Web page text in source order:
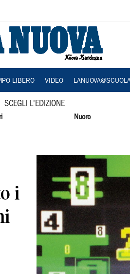
LIBERO VIDEO
SCEGLI L'EDIZIONE
Nuoro
i